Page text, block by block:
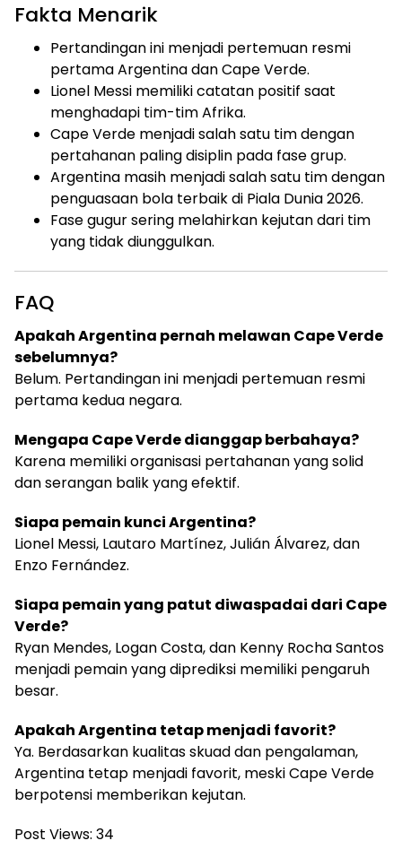
Fakta Menarik
Pertandingan ini menjadi pertemuan resmi
pertama Argentina dan Cape Verde.
Lionel Messi memiliki catatan positif saat
menghadapi tim-tim Afrika.
Cape Verde menjadi salah satu tim dengan
pertahanan paling disiplin pada fase grup.
Argentina masih menjadi salah satu tim dengan
penguasaan bola terbaik di Piala Dunia 2026.
Fase gugur sering melahirkan kejutan dari tim
yang tidak diunggulkan.
FAQ
Apakah Argentina pernah melawan Cape Verde
sebelumnya?
Belum. Pertandingan ini menjadi pertemuan resmi
pertama kedua negara.
Mengapa Cape Verde dianggap berbahaya?
Karena memiliki organisasi pertahanan yang solid
dan serangan balik yang efektif.
Siapa pemain kunci Argentina?
Lionel Messi, Lautaro Martínez, Julián Álvarez, dan
Enzo Fernández.
Siapa pemain yang patut diwaspadai dari Cape
Verde?
Ryan Mendes, Logan Costa, dan Kenny Rocha Santos
menjadi pemain yang diprediksi memiliki pengaruh
besar.
Apakah Argentina tetap menjadi favorit?
Ya. Berdasarkan kualitas skuad dan pengalaman,
Argentina tetap menjadi favorit, meski Cape Verde
berpotensi memberikan kejutan.
Post Views: 34